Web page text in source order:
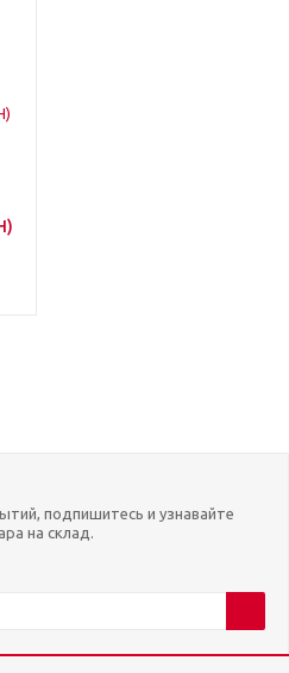
подпишитесь и узнавайте
на склад.